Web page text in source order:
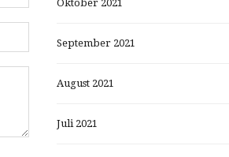
Oktober 2021
September 2021
August 2021
Juli 2021